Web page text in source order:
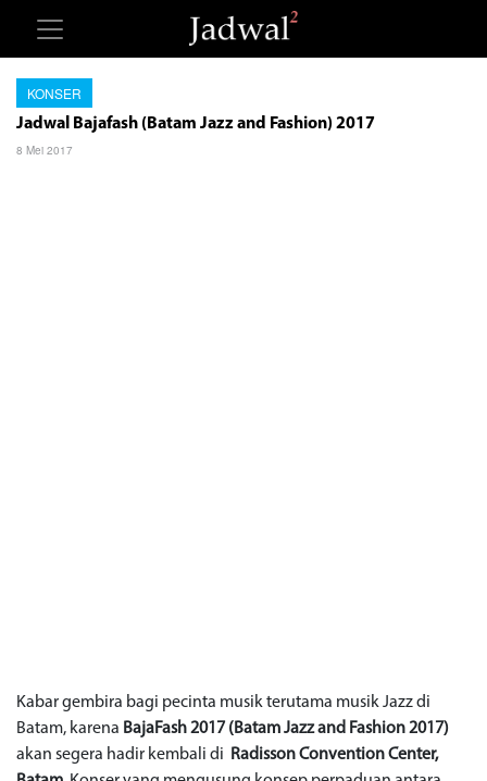
KONSER
Jadwal Bajafash (Batam Jazz and Fashion) 2017
8 Mei 2017
Kabar gembira bagi pecinta musik terutama musik Jazz di
Batam, karena BajaFash 2017 (Batam Jazz and Fashion 2017)
akan segera hadir kembali di
Radisson Convention Center,